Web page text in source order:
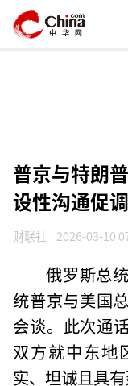
普京与特朗
设性沟通促
财联社 2026-03-10
俄罗斯总
统普京与美国
会谈。此次通
双方就中东地
实、坦诚且具有